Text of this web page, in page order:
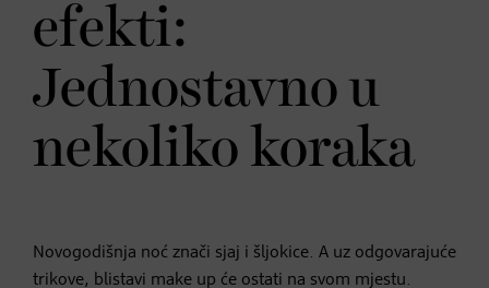
efekti:
Jednostavno u
nekoliko koraka
Novogodišnja noć znači sjaj i šljokice. A uz odgovarajuće
trikove, blistavi make up će ostati na svom mjestu.